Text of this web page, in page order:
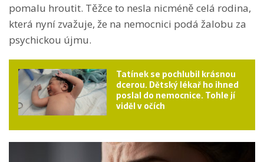
pomalu hroutit. Těžce to nesla nicméně celá rodina,
která nyní zvažuje, že na nemocnici podá žalobu za
psychickou újmu.
Tatínek se pochlubil krásnou
dcerou. Dětský lékař ho ihned
poslal do nemocnice. Tohle jí
viděl v očích